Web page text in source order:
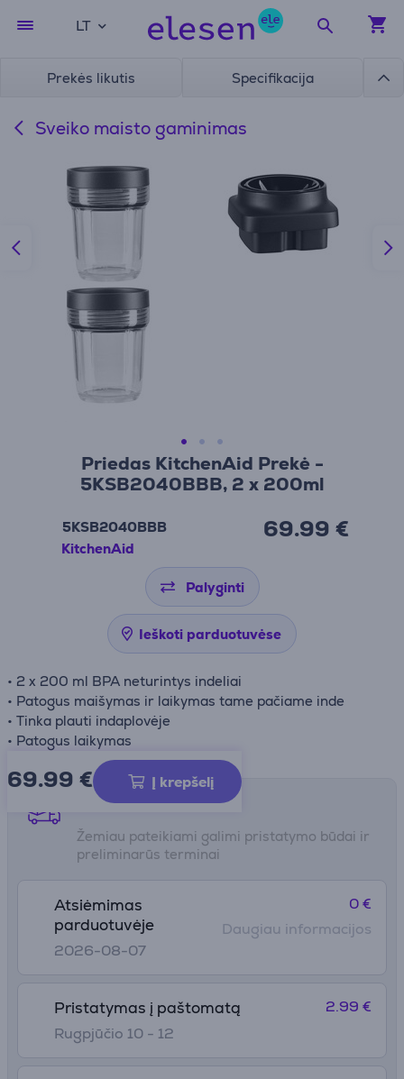
LT
Prekės likutis Specifikacija
Sveiko maisto gaminimas
Priedas KitchenAid Prekė -
5KSB2040BBB, 2 x 200ml
5KSB2040BBB
KitchenAid
69.99 €
Palyginti
Ieškoti parduotuvėse
• 2 x 200 ml BPA neturintys indeliai
• Patogus maišymas ir laikymas tame pačiame inde
• Tinka plauti indaplovėje
• Patogus laikymas
69.99 € Į krepšelį
Pristatymo būdai
Žemiau pateikiami galimi pristatymo būdai ir
preliminarūs terminai
Atsiėmimas
parduotuvėje
2026-08-07
0 €
Daugiau informacijos
Pristatymas į paštomatą
Rugpjūčio 10 - 12
2.99 €